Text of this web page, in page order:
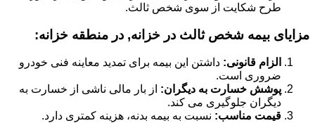
طرح شکایت از سوی شخص ثالث.
مزایای بیمه شخص ثالث در خزانه, در منطقه خزانه:
الزام قانونی: داشتن این بیمه برای تمدید معاینه فنی خودرو
ضروری است.
پوشش خسارت به دیگران: از بار مالی ناشی از خسارت به
دیگران جلوگیری می کند.
قیمت مناسب: نسبت به بیمه بدنه، هزینه کمتری دارد.